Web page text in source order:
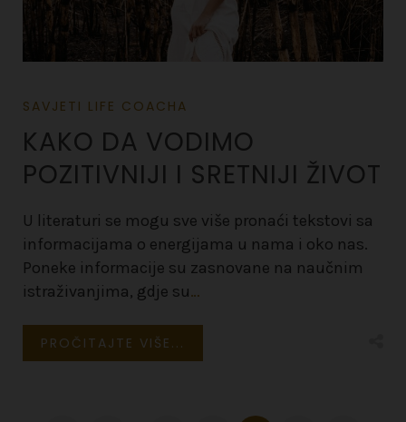
SAVJETI LIFE COACHA
KAKO DA VODIMO
POZITIVNIJI I SRETNIJI ŽIVOT
U literaturi se mogu sve više pronaći tekstovi sa
informacijama o energijama u nama i oko nas.
Poneke informacije su zasnovane na naučnim
istraživanjima, gdje su…
PROČITAJTE VIŠE...